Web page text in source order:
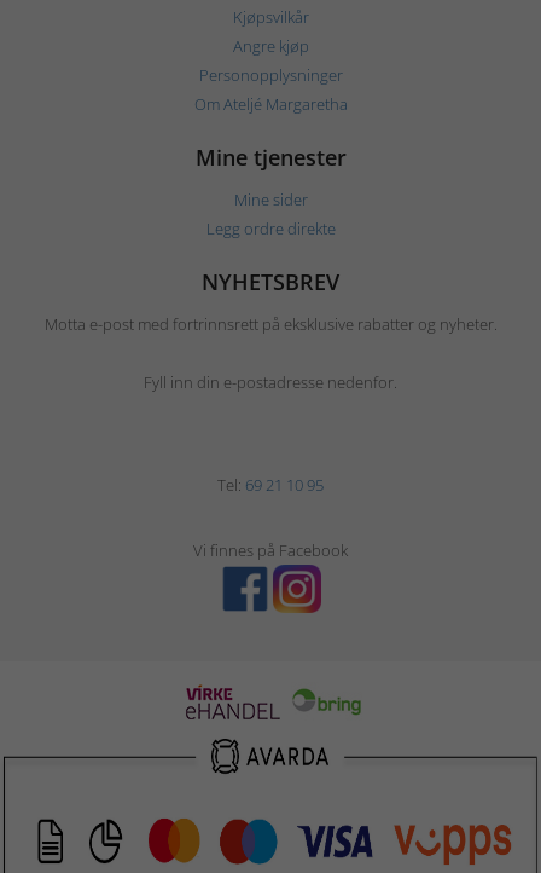
Kjøpsvilkår
Angre kjøp
Personopplysninger
Om Ateljé Margaretha
Mine tjenester
Mine sider
Legg ordre direkte
NYHETSBREV
Motta e-post med fortrinnsrett på eksklusive rabatter og nyheter.
Fyll inn din e-postadresse nedenfor.
Tel: 69 21 10 95
Vi finnes på Facebook